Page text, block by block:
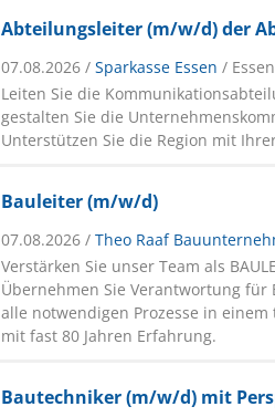
Abteilungsleiter (m/w/d) der
07.08.2026 /Sparkasse Essen / Essen
Leiten Sie die
gestalten Sie die
Unterstützen Sie die Region mit
Bauleiter (m/w/d)
07.08.2026 /Theo Raaf
Verstärken Sie unser Team als
Übernehmen Sie Verantwortung
alle notwendigen Prozesse in
mit fast 80 Jahren Erfahrung.
Bautechniker (m/w/d) mit